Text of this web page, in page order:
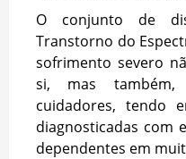
O conjunto de
Transtorno do
sofrimento severo
si, mas
cuidadores, tendo
diagnosticadas com
dependentes em